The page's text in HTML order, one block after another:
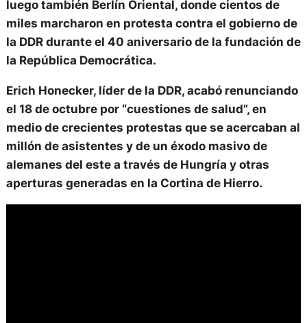
luego también Berlín Oriental, donde cientos de
miles marcharon en protesta contra el gobierno de
la DDR durante el 40 aniversario de la fundación de
la República Democrática.
Erich Honecker, líder de la DDR, acabó renunciando
el 18 de octubre por “cuestiones de salud”, en
medio de crecientes protestas que se acercaban al
millón de asistentes y de un éxodo masivo de
alemanes del este a través de Hungría y otras
aperturas generadas en la Cortina de Hierro.